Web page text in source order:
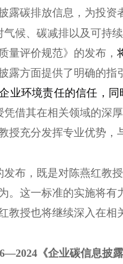
露碳排放信息，为投资
气候、碳减排以及可持
量评价规范》的发布，
露方面提供了明确的指
业环境责任的信任，
凭借其在相关领域的深
授充分发挥专业优势
发布，既是对陈燕红教
。这一标准的实施将
教授也将继续深入在
《企业碳信息披